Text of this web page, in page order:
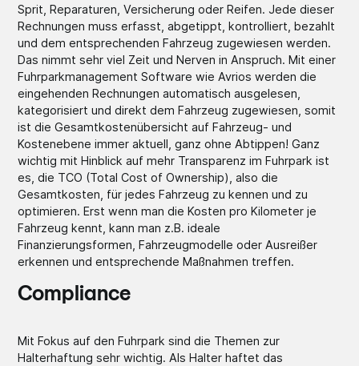
Sprit, Reparaturen, Versicherung oder Reifen. Jede dieser
Rechnungen muss erfasst, abgetippt, kontrolliert, bezahlt
und dem entsprechenden Fahrzeug zugewiesen werden.
Das nimmt sehr viel Zeit und Nerven in Anspruch. Mit einer
Fuhrparkmanagement Software wie Avrios werden die
eingehenden Rechnungen automatisch ausgelesen,
kategorisiert und direkt dem Fahrzeug zugewiesen, somit
ist die Gesamtkostenübersicht auf Fahrzeug- und
Kostenebene immer aktuell, ganz ohne Abtippen! Ganz
wichtig mit Hinblick auf mehr Transparenz im Fuhrpark ist
es, die TCO (Total Cost of Ownership), also die
Gesamtkosten, für jedes Fahrzeug zu kennen und zu
optimieren. Erst wenn man die Kosten pro Kilometer je
Fahrzeug kennt, kann man z.B. ideale
Finanzierungsformen, Fahrzeugmodelle oder Ausreißer
erkennen und entsprechende Maßnahmen treffen.
Compliance
Mit Fokus auf den Fuhrpark sind die Themen zur
Halterhaftung sehr wichtig. Als Halter haftet das